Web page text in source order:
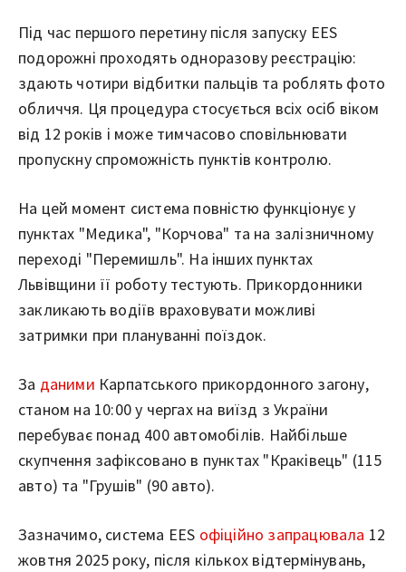
Під час першого перетину після запуску EES
подорожні проходять одноразову реєстрацію:
здають чотири відбитки пальців та роблять фото
обличчя. Ця процедура стосується всіх осіб віком
від 12 років і може тимчасово сповільнювати
пропускну спроможність пунктів контролю.
На цей момент система повністю функціонує у
пунктах "Медика", "Корчова" та на залізничному
переході "Перемишль". На інших пунктах
Львівщини її роботу тестують. Прикордонники
закликають водіїв враховувати можливі
затримки при плануванні поїздок.
За даними Карпатського прикордонного загону,
станом на 10:00 у чергах на виїзд з України
перебуває понад 400 автомобілів. Найбільше
скупчення зафіксовано в пунктах "Краківець" (115
авто) та "Грушів" (90 авто).
Зазначимо, система EES офіційно запрацювала 12
жовтня 2025 року, після кількох відтермінувань,